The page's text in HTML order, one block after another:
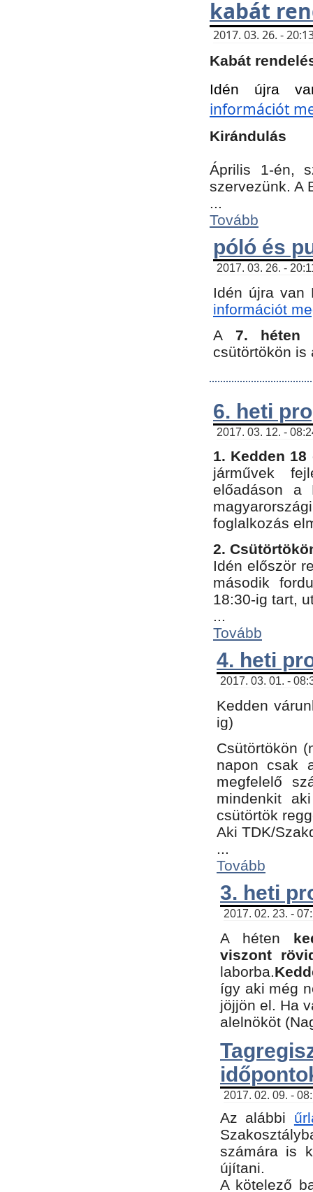
kabát
2017. 03. 26. -
Kabát
Idén újra
információt
Kirándulás
Április 1-én,
szervezünk. A
...
Tovább
póló és
2017. 03. 26. -
Idén újra van
információt
A 7. héten
csütörtökön is
6. heti
2017. 03. 12. -
1. Kedden 18
járművek
előadáson a
foglalkozás
2.
Idén először
második
18:30-ig tart,
...
Tovább
4. heti
2017. 03. 01. -
Kedden
ig)
Csütörtökön
napon csak
megfelelő
mindenkit
csütörtök
Aki TDK/
...
Tovább
3. heti
2017. 02. 23. -
A héten
viszont
laborba.
így aki még
jöjjön el. Ha
alelnököt
2017. 02. 09. -
Az alábbi
számára is
újítani.
​A kötelező